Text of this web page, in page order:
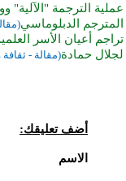
عملية الترجمة "الآلية"
المترجم الدبلوماسي
تراجم أعيان الأسر
لجلال حمادة(مقالة -
أضف تعليقك:
الاسم